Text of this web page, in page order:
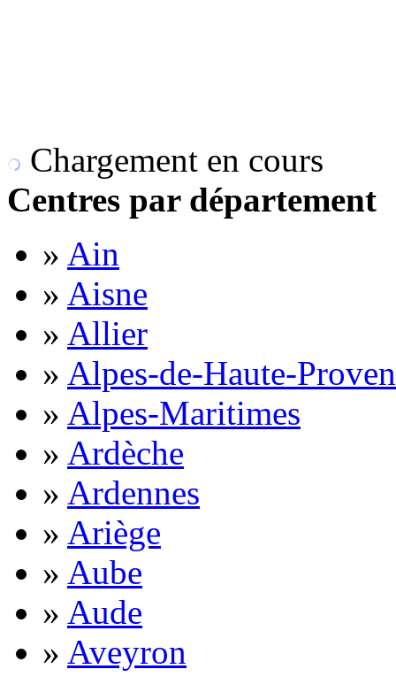
Chargement en cours
Centres par département
» Ain
» Aisne
» Allier
» Alpes-de-Haute-
» Alpes-Maritimes
» Ardèche
» Ardennes
» Ariège
» Aube
» Aude
» Aveyron